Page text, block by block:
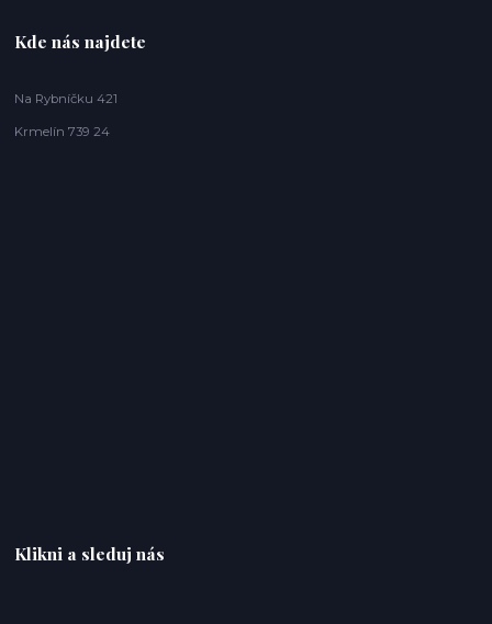
Kde nás najdete
Na Rybníčku 421
Krmelín 739 24
Klikni a sleduj nás